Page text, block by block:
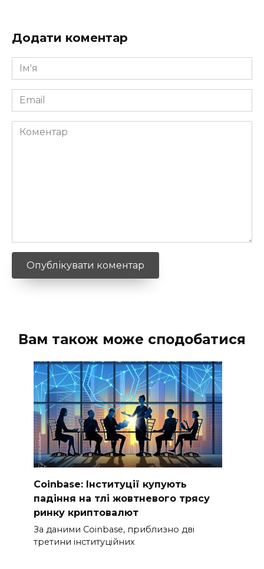
Додати коментар
Ім'я
*
Email
*
Коментар
Вам також може сподобатися
Coinbase: Інституції купують
падіння на тлі жовтневого трясу
ринку криптовалют
За даними Coinbase, приблизно дві
третини інституційних